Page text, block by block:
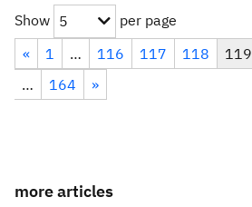
Show 5
per page
«
1 … 116 117 118 119
…
164 »
more articles